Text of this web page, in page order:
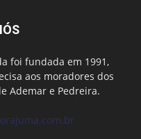
foi fundada em 1991,
aos moradores dos
Ademar e Pedreira.